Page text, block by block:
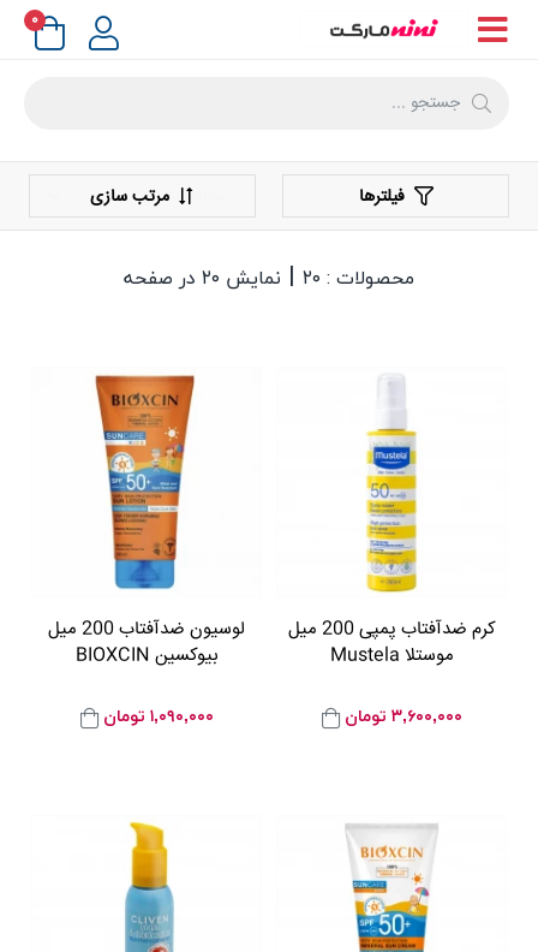
۰
فیلترها مرتب سازی
محصولات : ۲۰ | نمایش ۲۰ در صفحه
کرم ضدآفتاب پمپی 200 ميل
موستلا Mustela
۳,۶۰۰,۰۰۰ تومان
لوسيون ضدآفتاب 200 ميل
بيوکسين BIOXCIN
۱,۰۹۰,۰۰۰ تومان